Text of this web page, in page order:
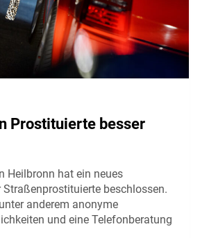
Prostituierte besser
Heilbronn hat ein neues
beschlossen.
anderem anonyme
und eine Telefonberatung